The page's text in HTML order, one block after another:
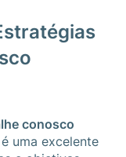
conosco
uma excelente